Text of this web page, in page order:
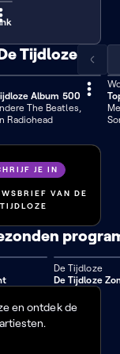
DMC
story
Tijdloze
Scrol
de
lijst
naar
Album 500
The Beatles,
Radiohead
JE IN
VAN DE
TIJDLOZE
De Tijdloze
De Tijdloze
en ontdek de